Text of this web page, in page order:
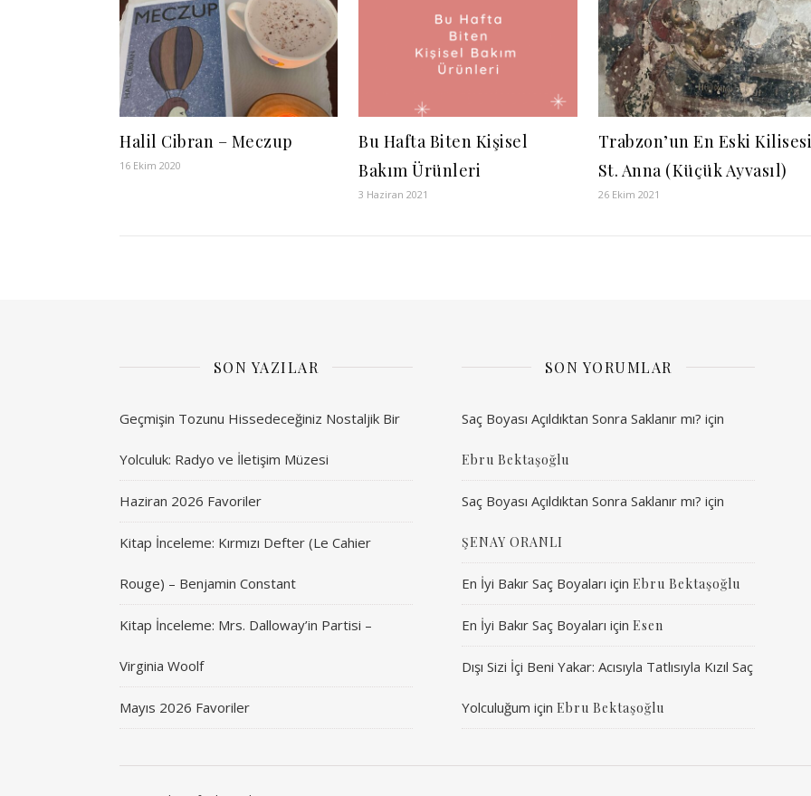
Halil Cibran – Meczup
16 Ekim 2020
Bu Hafta Biten Kişisel
Bakım Ürünleri
3 Haziran 2021
Trabzon’un En Eski
St. Anna (Küçük Ayvasıl)
26 Ekim 2021
SON YAZILAR
Geçmişin Tozunu Hissedeceğiniz Nostaljik Bir
Yolculuk: Radyo ve İletişim Müzesi
Haziran 2026 Favoriler
Kitap İnceleme: Kırmızı Defter (Le Cahier
Rouge) – Benjamin Constant
Kitap İnceleme: Mrs. Dalloway’in Partisi –
Virginia Woolf
Mayıs 2026 Favoriler
SON YORUMLAR
Saç Boyası Açıldıktan Sonra Saklanır mı? için
Ebru Bektaşoğlu
Saç Boyası Açıldıktan Sonra Saklanır mı? için
ŞENAY ORANLI
En İyi Bakır Saç Boyaları için Ebru Bektaşoğlu
En İyi Bakır Saç Boyaları için Esen
Dışı Sizi İçi Beni Yakar: Acısıyla Tatlısıyla Kızıl Saç
Yolculuğum için Ebru Bektaşoğlu